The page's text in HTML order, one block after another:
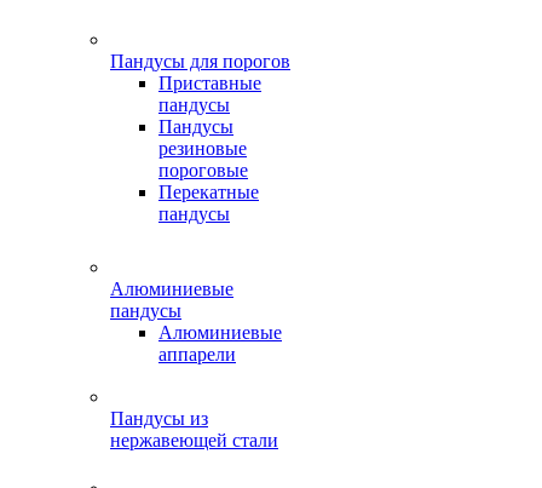
Пандусы для порогов
Приставные
пандусы
Пандусы
резиновые
пороговые
Перекатные
пандусы
Алюминиевые
пандусы
Алюминиевые
аппарели
Пандусы из
нержавеющей стали